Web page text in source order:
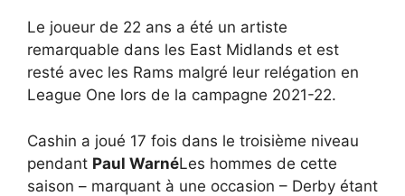
Le joueur de 22 ans a été un artiste
remarquable dans les East Midlands et est
resté avec les Rams malgré leur relégation en
League One lors de la campagne 2021-22.
Cashin a joué 17 fois dans le troisième niveau
pendant Paul WarnéLes hommes de cette
saison – marquant à une occasion – Derby étant